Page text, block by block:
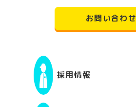
お問い合わせ
採用情報